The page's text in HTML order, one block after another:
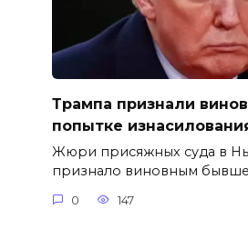
Трампа признали
попытке
Жюри присяжных суда в
признало виновным
0 147